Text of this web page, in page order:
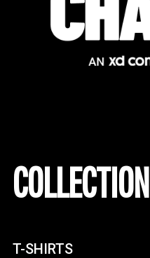
COLLECTION
T-SHIRTS